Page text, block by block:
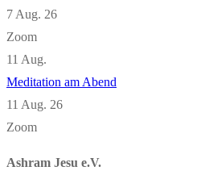
7 Aug. 26
Zoom
11 Aug.
Meditation am Abend
11 Aug. 26
Zoom
Ashram Jesu e.V.